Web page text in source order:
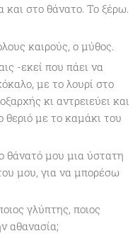
στο θάνατο. Το ξέρω.
καιρούς, ο μύθος.
-εκεί που πάει να
με το λουρί στο
κι αντρειεύει και
θεριό με το καμάκι του
θάνατό μου μια ύστατη
μου, για να μπορέσω
γλύπτης, ποιος
αθανασία;